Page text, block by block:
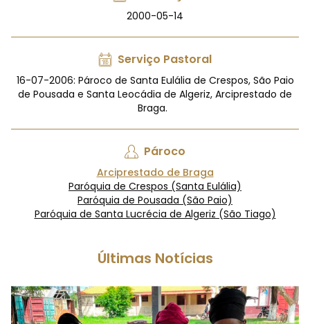
2000-05-14
Serviço Pastoral
16-07-2006: Pároco de Santa Eulália de Crespos, São Paio
de Pousada e Santa Leocádia de Algeriz, Arciprestado de
Braga.
Pároco
Arciprestado de Braga
Paróquia de Crespos (Santa Eulália)
Paróquia de Pousada (São Paio)
Paróquia de Santa Lucrécia de Algeriz (São Tiago)
Últimas Notícias